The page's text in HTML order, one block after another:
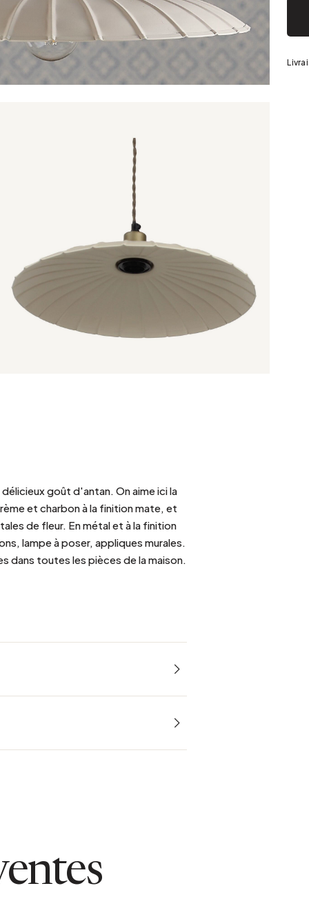
Argenté
goût d'antan. On aime ici la
et charbon à la finition mate, et
de fleur. En métal et à la finition
lampe à poser, appliques murales.
dans toutes les pièces de la maison.